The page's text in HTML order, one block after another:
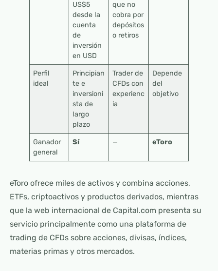
US$5
desde la
cuenta
de
inversión
en USD
que no
cobra por
depósitos
o retiros
Perfil
ideal
Principian
te e
inversioni
sta de
largo
plazo
Trader de
CFDs con
experienc
ia
Depende
del
objetivo
Ganador
general
Sí — eToro
eToro ofrece miles de activos y combina acciones,
ETFs, criptoactivos y productos derivados, mientras
que la web internacional de Capital.com presenta su
servicio principalmente como una plataforma de
trading de CFDs sobre acciones, divisas, índices,
materias primas y otros mercados.